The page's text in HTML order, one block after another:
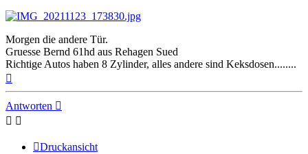
Morgen die andere Tür.
Gruesse Bernd 61hd aus Rehagen Sued
Richtige Autos haben 8 Zylinder, alles andere sind Keksdosen........
Antworten
Druckansicht